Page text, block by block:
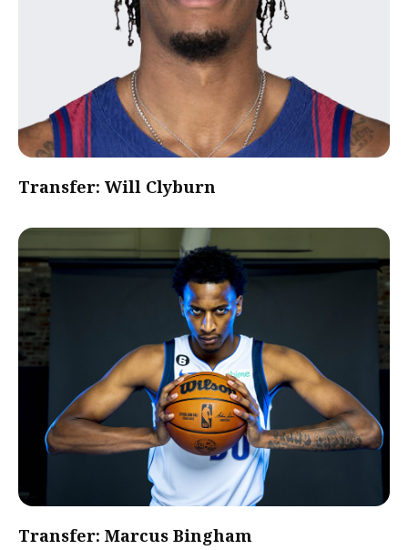
Transfer: Will Clyburn
Transfer: Marcus Bingham